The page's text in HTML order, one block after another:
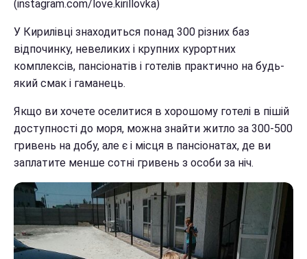
(instagram.com/love.kirillovka)
У Кирилівці знаходиться понад 300 різних баз
відпочинку, невеликих і крупних курортних
комплексів, пансіонатів і готелів практично на будь-
який смак і гаманець.
Якщо ви хочете оселитися в хорошому готелі в пішій
доступності до моря, можна знайти житло за 300-500
гривень на добу, але є і місця в пансіонатах, де ви
заплатите менше сотні гривень з особи за ніч.